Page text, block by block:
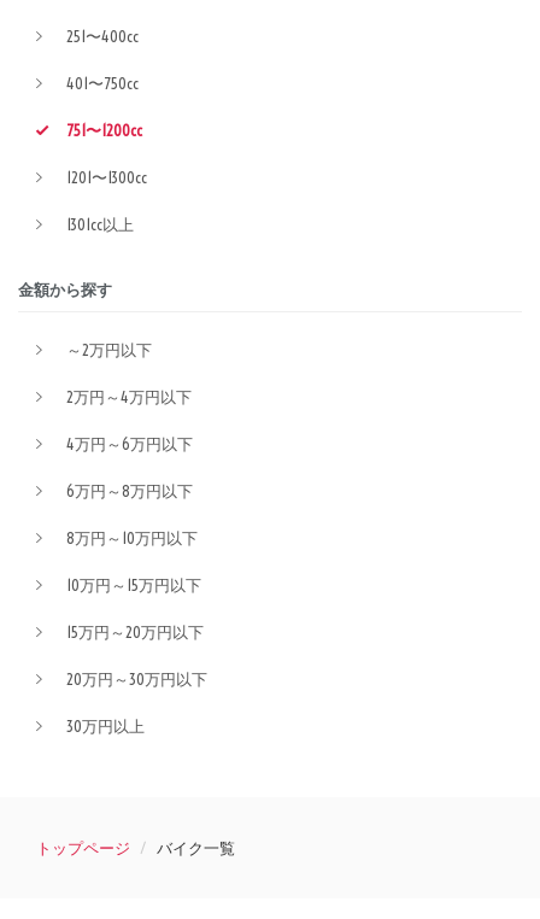
251〜400cc
401〜750cc
751〜1200cc
1201〜1300cc
1301cc以上
金額から探す
～2万円以下
2万円～4万円以下
4万円～6万円以下
6万円～8万円以下
8万円～10万円以下
10万円～15万円以下
15万円～20万円以下
20万円～30万円以下
30万円以上
トップページ バイク一覧